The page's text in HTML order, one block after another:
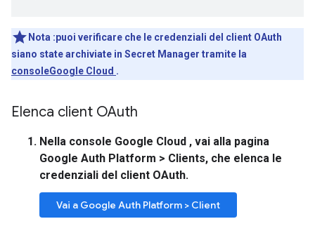
Nota :puoi verificare che le credenziali del client OAuth
siano state archiviate in Secret Manager tramite la
consoleGoogle Cloud .
Elenca client OAuth
Nella console Google Cloud , vai alla pagina
Google Auth Platform > Clients, che elenca le
credenziali del client OAuth.
Vai a Google Auth Platform > Client